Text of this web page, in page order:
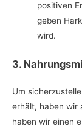
positiven
geben
wird.
3.
Um
erhält, haben wir
haben wir einen